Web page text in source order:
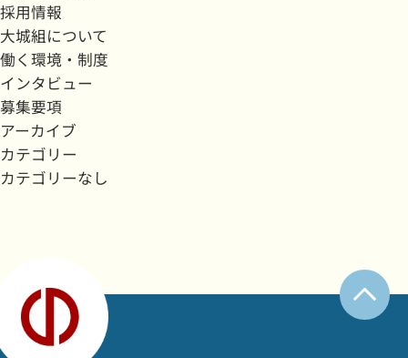
採用情報
大城組について
働く環境・制度
インタビュー
募集要項
アーカイブ
カテゴリー
カテゴリーなし